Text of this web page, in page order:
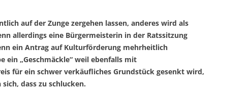
auf der Zunge zergehen lassen, anderes wird als
allerdings eine Bürgermeisterin in der Ratssitzung
ein Antrag auf Kulturförderung mehrheitlich
ein „Geschmäckle“ weil ebenfalls mit
für ein schwer verkäufliches Grundstück gesenkt wird,
dass zu schlucken.